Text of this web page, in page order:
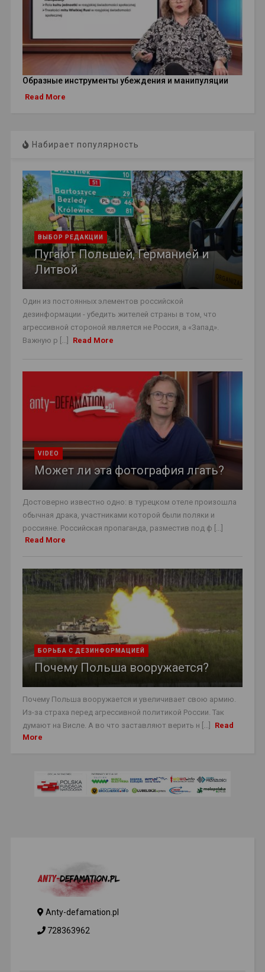
Образные инструменты убеждения и манипуляции
Read More
Набирает популярность
ВЫБОР РЕДАКЦИИ
Пугают Польшей, Германией и
Литвой
Один из постоянных элементов российской
дезинформации - убедить жителей страны в том, что
агрессивной стороной является не Россия, а «Запад».
Важную р [...]
Read More
VIDEO
Может ли эта фотография лгать?
Достоверно известно одно: в турецком отеле произошла
обычная драка, участниками которой были поляки и
россияне. Российская пропаганда, разместив под ф [...]
Read More
БОРЬБА С ДЕЗИНФОРМАЦИЕЙ
Почему Польша вооружается?
Почему Польша вооружается и увеличивает свою армию.
Из-за страха перед агрессивной политикой России. Так
думают на Висле. А во что заставляют верить н [...]
Read
More
Anty-defamation.pl
728363962